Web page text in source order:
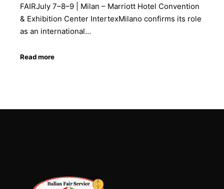
FAIRJuly 7–8–9 | Milan – Marriott Hotel Convention
& Exhibition Center IntertexMilano confirms its role
as an international…
Read more